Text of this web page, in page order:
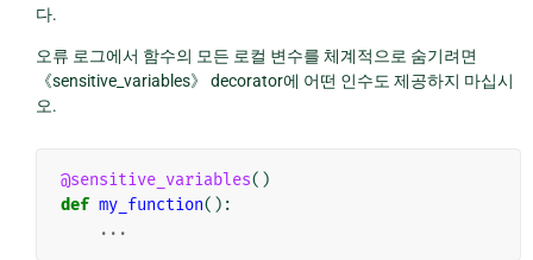
다.
오류 로그에서 함수의 모든 로컬 변수를 체계적으로 숨기려면
《sensitive_variables》 decorator에 어떤 인수도 제공하지 마십시
오.
@sensitive_variables()
def my_function():
...